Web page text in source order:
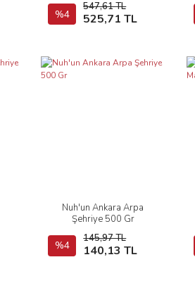
%4
547,61 TL
525,71 TL
Sepete Ekle
Nuh'un Ankara Arpa
Şehriye 500 Gr
%4
145,97 TL
140,13 TL
İncele
Sepete Ekle